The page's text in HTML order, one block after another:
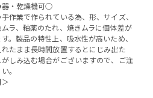
器・乾燥機可○
作業で作られている為、形、サイズ、
ラ、釉薬のたれ、焼きムラに個体差が
。製品の特性上、吸水性が高いため、
たまま長時間放置するとにじみ出た
がしみ込む場合がございますので、ご注
。